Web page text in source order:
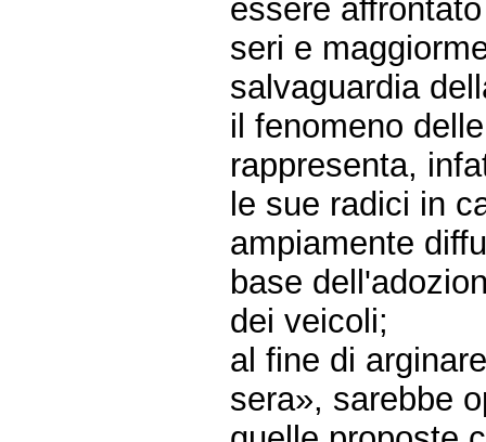
essere
seri e
salvaguardia
il fenomeno
rappresenta,
le sue radici in
ampiamente
base
dei veicoli;
al fine di
sera», sarebbe